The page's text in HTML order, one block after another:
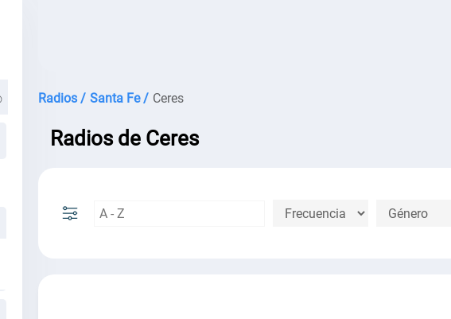
Radios / Santa Fe / Ceres
Radios de Ceres